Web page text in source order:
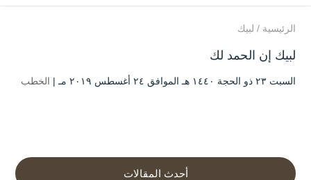
الرئيسية / لبيك
لبيك إن الحمد لك
السبت ۲۳ ذو الحجة ۱٤٤۰ هـ الموافق ۲٤ أغسطس ۲۰۱۹ مـ | الخطب
أحدث المقالات